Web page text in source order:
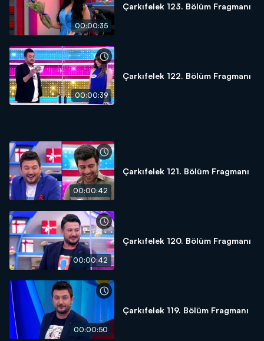
00:00:35
Çarkıfelek 123. Bölüm Fragmanı
00:00:39
Çarkıfelek 122. Bölüm Fragmanı
00:00:42
Çarkıfelek 121. Bölüm Fragmanı
00:00:42
Çarkıfelek 120. Bölüm Fragmanı
00:00:50
Çarkıfelek 119. Bölüm Fragmanı